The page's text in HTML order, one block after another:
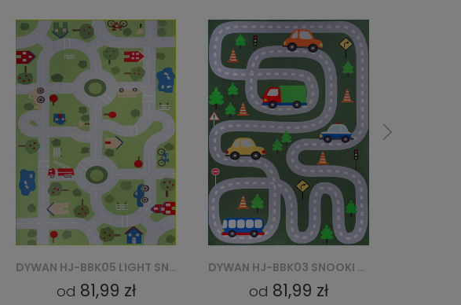
DYWAN HJ-BBK03 SNOOKI BBK - ZIELONY
81,99 zł
DYWAN HJ-BBK02 DARK SNOOKI BBK - ZIELONY
81,99 zł